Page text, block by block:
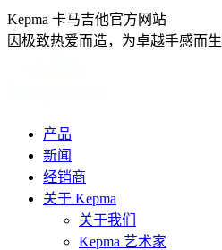
跳
转
Kepma 卡马吉他官方网站
因极致热爱而造，为卓越手感而生
产品
新闻
经销商
关于 Kepma
关于我们
Kepma 艺术家